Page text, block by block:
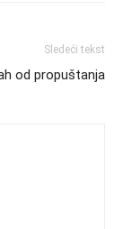
Sledeći tekst
od propuštanja